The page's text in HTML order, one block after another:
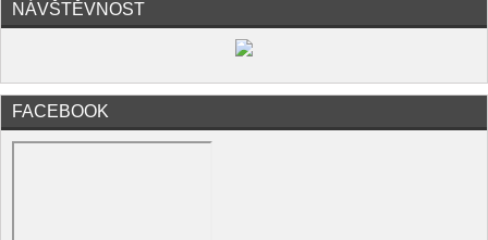
NÁVŠTĚVNOST
FACEBOOK